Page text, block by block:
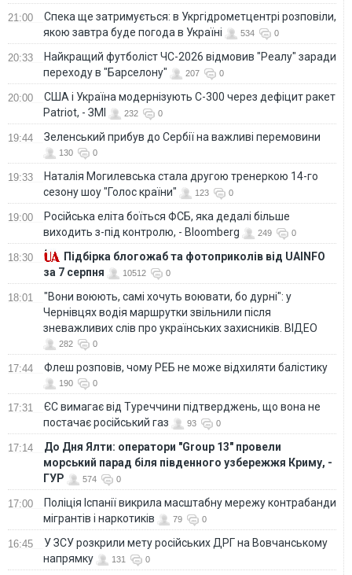
21:00
Спека ще затримується: в Укргідрометцентрі розповіли,
якою завтра буде погода в Україні
534 0
20:33
Найкращий футболіст ЧС-2026 відмовив "Реалу" заради
переходу в "Барселону"
207 0
20:00
США і Україна модернізують С-300 через дефіцит ракет
Patriot, - ЗМІ
232 0
19:44 Зеленський прибув до Сербії на важливі перемовини
130 0
19:33
Наталія Могилевська стала другою тренеркою 14-го
сезону шоу "Голос країни"
123 0
19:00
Російська еліта боїться ФСБ, яка дедалі більше
виходить з-під контролю, - Bloomberg
249 0
18:30
Підбірка блогожаб та фотоприколів від UAINFO
за 7 серпня
10512 0
18:01
"Вони воюють, самі хочуть воювати, бо дурні": у
Чернівцях водія маршрутки звільнили після
зневажливих слів про українських захисників. ВІДЕО
282 0
17:44 Флеш розповів, чому РЕБ не може відхиляти балістику
190 0
17:31
ЄС вимагає від Туреччини підтверджень, що вона не
постачає російський газ
93 0
17:14
До Дня Ялти: оператори "Group 13" провели
морський парад біля південного узбережжя Криму, -
ГУР
574 0
17:00
Поліція Іспанії викрила масштабну мережу контрабанди
мігрантів і наркотиків
79 0
16:45
У ЗСУ розкрили мету російських ДРГ на Вовчанському
напрямку
131 0